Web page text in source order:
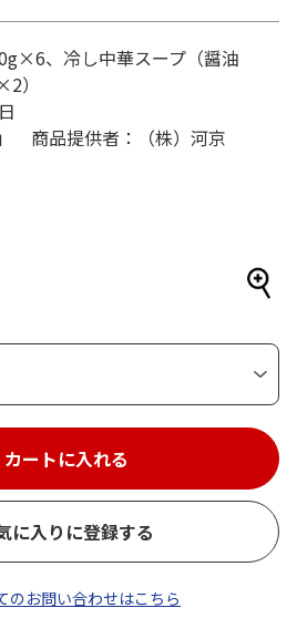
、冷し中華スープ（醤油
）
商品提供者：（株）河京
カートに入れる
に入りに登録する
のお問い合わせはこちら